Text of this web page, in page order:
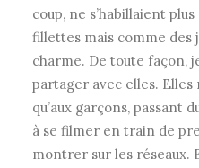
coup, ne s’habillaient
fillettes mais comme des
charme. De toute façon,
partager avec elles. Elles
qu’aux garçons, passant
à se filmer en train de
montrer sur les réseaux.